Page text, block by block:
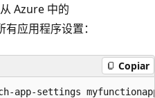
Azure 中的
有应用程序设置：
Copiar